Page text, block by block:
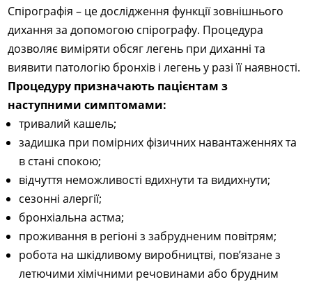
Спірографія – це дослідження функції зовнішнього
дихання за допомогою спірографу. Процедура
дозволяє виміряти обсяг легень при диханні та
виявити патологію бронхів і легень у разі її наявності.
Процедуру призначають пацієнтам з
наступними симптомами:
тривалий кашель;
задишка при помірних фізичних навантаженнях та
в стані спокою;
відчуття неможливості вдихнути та видихнути;
сезонні алергії;
бронхіальна астма;
проживання в регіоні з забрудненим повітрям;
робота на шкідливому виробництві, пов’язане з
летючими хімічними речовинами або брудним